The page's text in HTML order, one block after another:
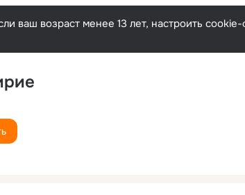
ваш возраст менее 13 лет, настроить